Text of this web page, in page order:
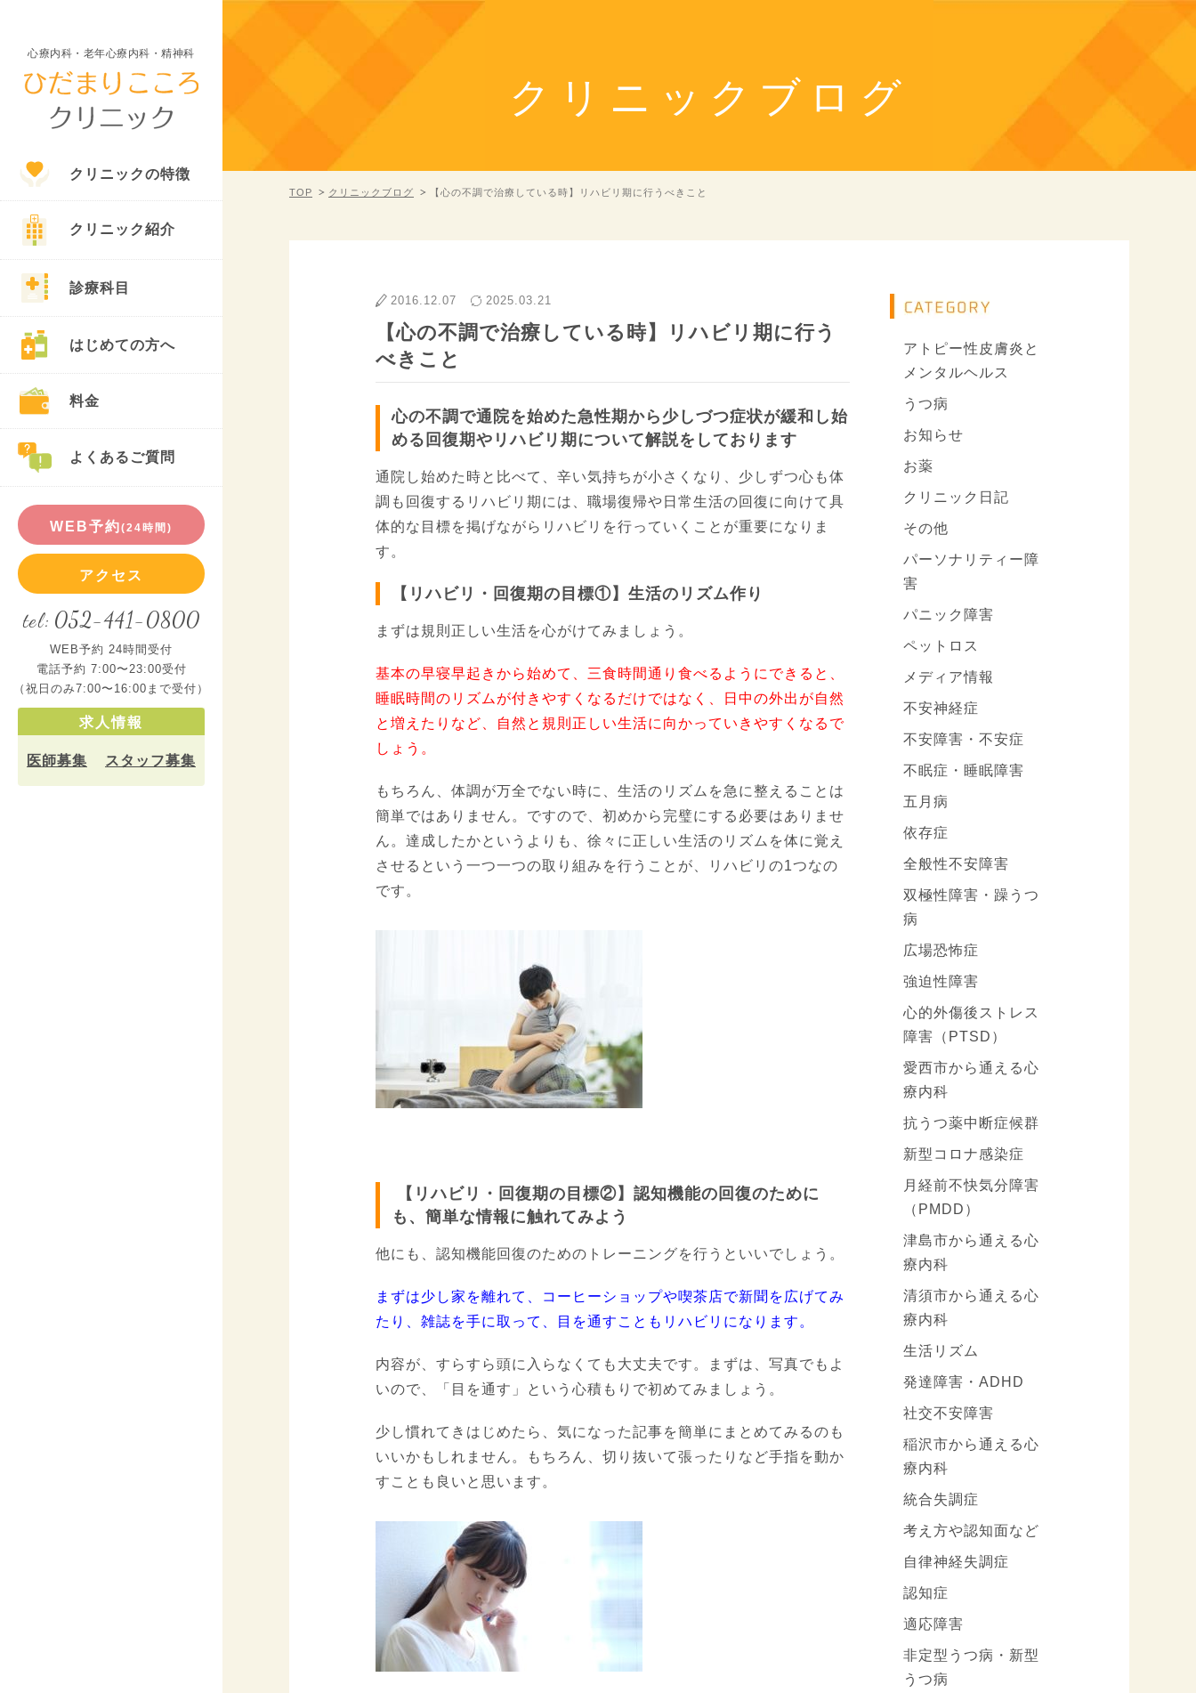
クリニックブログ
TOP クリニックブログ 【心の不調で治療している時】リハビリ期に行うべきこと
2016.12.07 2025.03.21
【心の不調で治療している時】リハビリ期に行う
べきこと
心の不調で通院を始めた急性期から少しづつ症状が緩和し始
める回復期やリハビリ期について解説をしております
通院し始めた時と比べて、辛い気持ちが小さくなり、少しずつ心も体
調も回復するリハビリ期には、職場復帰や日常生活の回復に向けて具
体的な目標を掲げながらリハビリを行っていくことが重要になりま
す。
【リハビリ・回復期の目標①】生活のリズム作り
まずは規則正しい生活を心がけてみましょう。
基本の早寝早起きから始めて、三食時間通り食べるようにできると、
睡眠時間のリズムが付きやすくなるだけではなく、日中の外出が自然
と増えたりなど、自然と規則正しい生活に向かっていきやすくなるで
しょう。
もちろん、体調が万全でない時に、生活のリズムを急に整えることは
簡単ではありません。ですので、 初めから完璧にする必要はありませ
ん。達成したかというよりも、徐々に正しい生活のリズムを体に覚え
させるという一つ一つの取り組みを行うことが、リハビリの1つなの
です。
【リハビリ・回復期の目標②】認知機能の回復のために
も、簡単な情報に触れてみよう
他にも、認知機能回復のためのトレーニングを行うといいでしょう。
まずは少し家を離れて、コーヒーショップや喫茶店で新聞を広げてみ
たり、雑誌を手に取って、目を通すこともリハビリになります。
内容が、すらすら頭に入らなくても大丈夫です。まずは、写真でもよ
いので、「目を通す」という心積もりで初めてみましょう。
少し慣れてきはじめたら、気になった記事を簡単にまとめてみるのも
いいかもしれません。もちろん、切り抜いて張ったりなど手指を動か
すことも良いと思います。
アトピー性皮膚炎と
メンタルヘルス
うつ病
お知らせ
お薬
クリニック日記
その他
パーソナリティー障
害
パニック障害
ペットロス
メディア情報
不安神経症
不安障害・不安症
不眠症・睡眠障害
五月病
依存症
全般性不安障害
双極性障害・躁うつ
病
広場恐怖症
強迫性障害
心的外傷後ストレス
障害（PTSD）
愛西市から通える心
療内科
抗うつ薬中断症候群
新型コロナ感染症
月経前不快気分障害
（PMDD）
津島市から通える心
療内科
清須市から通える心
療内科
生活リズム
発達障害・ADHD
社交不安障害
稲沢市から通える心
療内科
統合失調症
考え方や認知面など
自律神経失調症
認知症
適応障害
非定型うつ病・新型
うつ病
心療内科・老年心療内科・精神科
クリニックの特徴
クリニック紹介
診療科目
はじめての方へ
料金
よくあるご質問
WEB予約(24時間)
アクセス
tel: 052-441-0800
WEB予約 24時間受付
電話予約 7:00〜23:00受付
（祝日のみ7:00〜16:00まで受付）
求人情報
医師募集 スタッフ募集